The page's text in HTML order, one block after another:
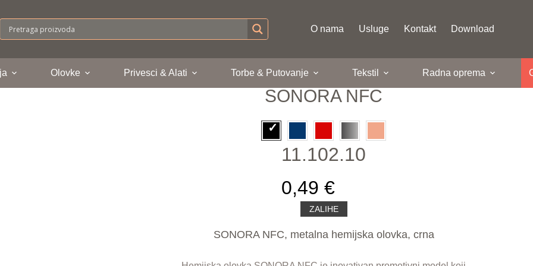
O nama Usluge Kontakt Download
Olovke Privesci & Alati Torbe & Putovanje Tekstil Radna oprema
SONORA NFC
11.102.10
0,49 €
ZALIHE
SONORA NFC, metalna hemijska olovka, crna